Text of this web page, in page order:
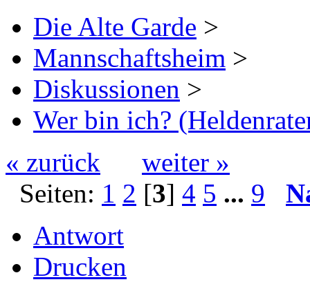
Die Alte Garde >
Mannschaftsheim >
Diskussionen >
Wer bin ich?
« zurück
weiter »
Seiten: 1 2 [3] 4 5 ... 9
Antwort
Drucken